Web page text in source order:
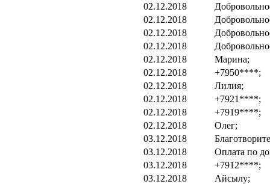
02.12.2018
02.12.2018
02.12.2018
02.12.2018
02.12.2018
Марина;
02.12.2018
+7950****;
02.12.2018
Лилия;
02.12.2018
+7921****;
02.12.2018
+7919****;
02.12.2018
Олег;
03.12.2018
03.12.2018
Оплата по
03.12.2018
+7912****;
03.12.2018
Айсылу;